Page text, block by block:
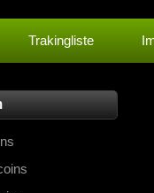
Trakingliste